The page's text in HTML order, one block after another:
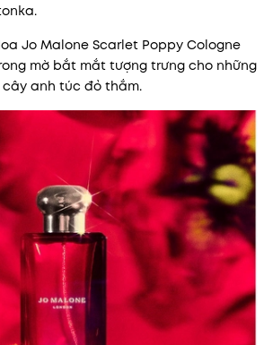
Jo Malone Scarlet Poppy Cologne
mờ bắt mắt tượng trưng cho những
anh túc đỏ thắm.